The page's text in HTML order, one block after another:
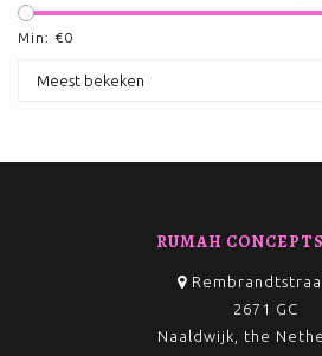
Min: €0
RUMAH
2671 GC
Naaldwijk, the